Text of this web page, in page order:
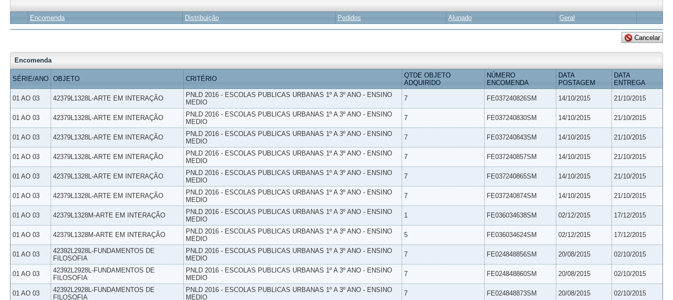
Encomenda Distribuição Pedidos Alunado Geral
Encomenda
SÉRIE/ANO OBJETO CRITÉRIO
QTDE OBJETO
ADQUIRIDO
NÚMERO
ENCOMENDA
DATA
POSTAGEM
DATA
ENTREGA
01 AO 03 42379L1328L-ARTE EM INTERAÇÃO
PNLD 2016 - ESCOLAS PUBLICAS URBANAS 1º A 3º ANO - ENSINO
MEDIO
7 FE037240826SM 14/10/2015 21/10/2015
01 AO 03 42379L1328L-ARTE EM INTERAÇÃO
PNLD 2016 - ESCOLAS PUBLICAS URBANAS 1º A 3º ANO - ENSINO
MEDIO
7 FE037240830SM 14/10/2015 21/10/2015
01 AO 03 42379L1328L-ARTE EM INTERAÇÃO
PNLD 2016 - ESCOLAS PUBLICAS URBANAS 1º A 3º ANO - ENSINO
MEDIO
7 FE037240843SM 14/10/2015 21/10/2015
01 AO 03 42379L1328L-ARTE EM INTERAÇÃO
PNLD 2016 - ESCOLAS PUBLICAS URBANAS 1º A 3º ANO - ENSINO
MEDIO
7 FE037240857SM 14/10/2015 21/10/2015
01 AO 03 42379L1328L-ARTE EM INTERAÇÃO
PNLD 2016 - ESCOLAS PUBLICAS URBANAS 1º A 3º ANO - ENSINO
MEDIO
7 FE037240865SM 14/10/2015 21/10/2015
01 AO 03 42379L1328L-ARTE EM INTERAÇÃO
PNLD 2016 - ESCOLAS PUBLICAS URBANAS 1º A 3º ANO - ENSINO
MEDIO
7 FE037240874SM 14/10/2015 21/10/2015
01 AO 03 42379L1328M-ARTE EM INTERAÇÃO
PNLD 2016 - ESCOLAS PUBLICAS URBANAS 1º A 3º ANO - ENSINO
MEDIO
1 FE036034638SM 02/12/2015 17/12/2015
01 AO 03 42379L1328M-ARTE EM INTERAÇÃO
PNLD 2016 - ESCOLAS PUBLICAS URBANAS 1º A 3º ANO - ENSINO
MEDIO
5 FE036034624SM 02/12/2015 17/12/2015
01 AO 03
42392L2928L-FUNDAMENTOS DE
FILOSOFIA
PNLD 2016 - ESCOLAS PUBLICAS URBANAS 1º A 3º ANO - ENSINO
MEDIO
7 FE024848856SM 20/08/2015 02/10/2015
01 AO 03
42392L2928L-FUNDAMENTOS DE
FILOSOFIA
PNLD 2016 - ESCOLAS PUBLICAS URBANAS 1º A 3º ANO - ENSINO
MEDIO
7 FE024848860SM 20/08/2015 02/10/2015
01 AO 03
42392L2928L-FUNDAMENTOS DE
FILOSOFIA
PNLD 2016 - ESCOLAS PUBLICAS URBANAS 1º A 3º ANO - ENSINO
MEDIO
7 FE024848873SM 20/08/2015 02/10/2015